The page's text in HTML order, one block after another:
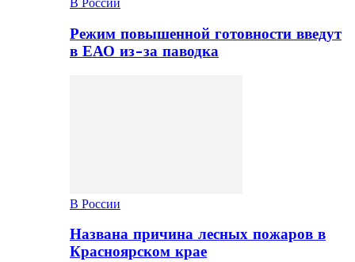
В России
Режим повышенной готовности введут
в ЕАО из-за паводка
В России
Названа причина лесных пожаров в
Красноярском крае